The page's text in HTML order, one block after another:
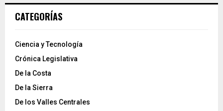
CATEGORÍAS
Ciencia y Tecnología
Crónica Legislativa
De la Costa
De la Sierra
De los Valles Centrales